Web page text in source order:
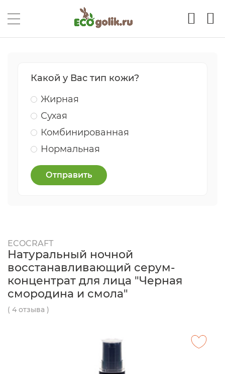
Какой у Вас тип кожи?
Жирная
Сухая
Комбинированная
Нормальная
Отправить
ECOCRAFT
Натуральный ночной
восстанавливающий серум-
концентрат для лица "Черная
смородина и смола"
( 4 отзыва )